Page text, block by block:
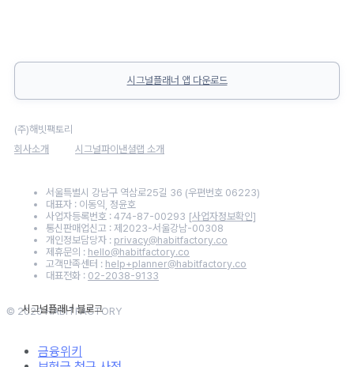
시그널플래너 앱 다운로드
(주)해빗팩토리
회사소개
시그널파이낸셜랩 소개
서울특별시 강남구 역삼로25길 36 (우편번호 06223)
대표자 : 이동익, 정윤호
사업자등록번호 : 474-87-00293 [사업자정보확인]
통신판매업신고 : 제2023-서울강남-00308
개인정보담당자 : privacy@habitfactory.co
제휴문의 : hello@habitfactory.co
고객만족센터 : help+planner@habitfactory.co
대표전화 : 02-2038-9133
© 2020 HABITFACTORY
금융위키